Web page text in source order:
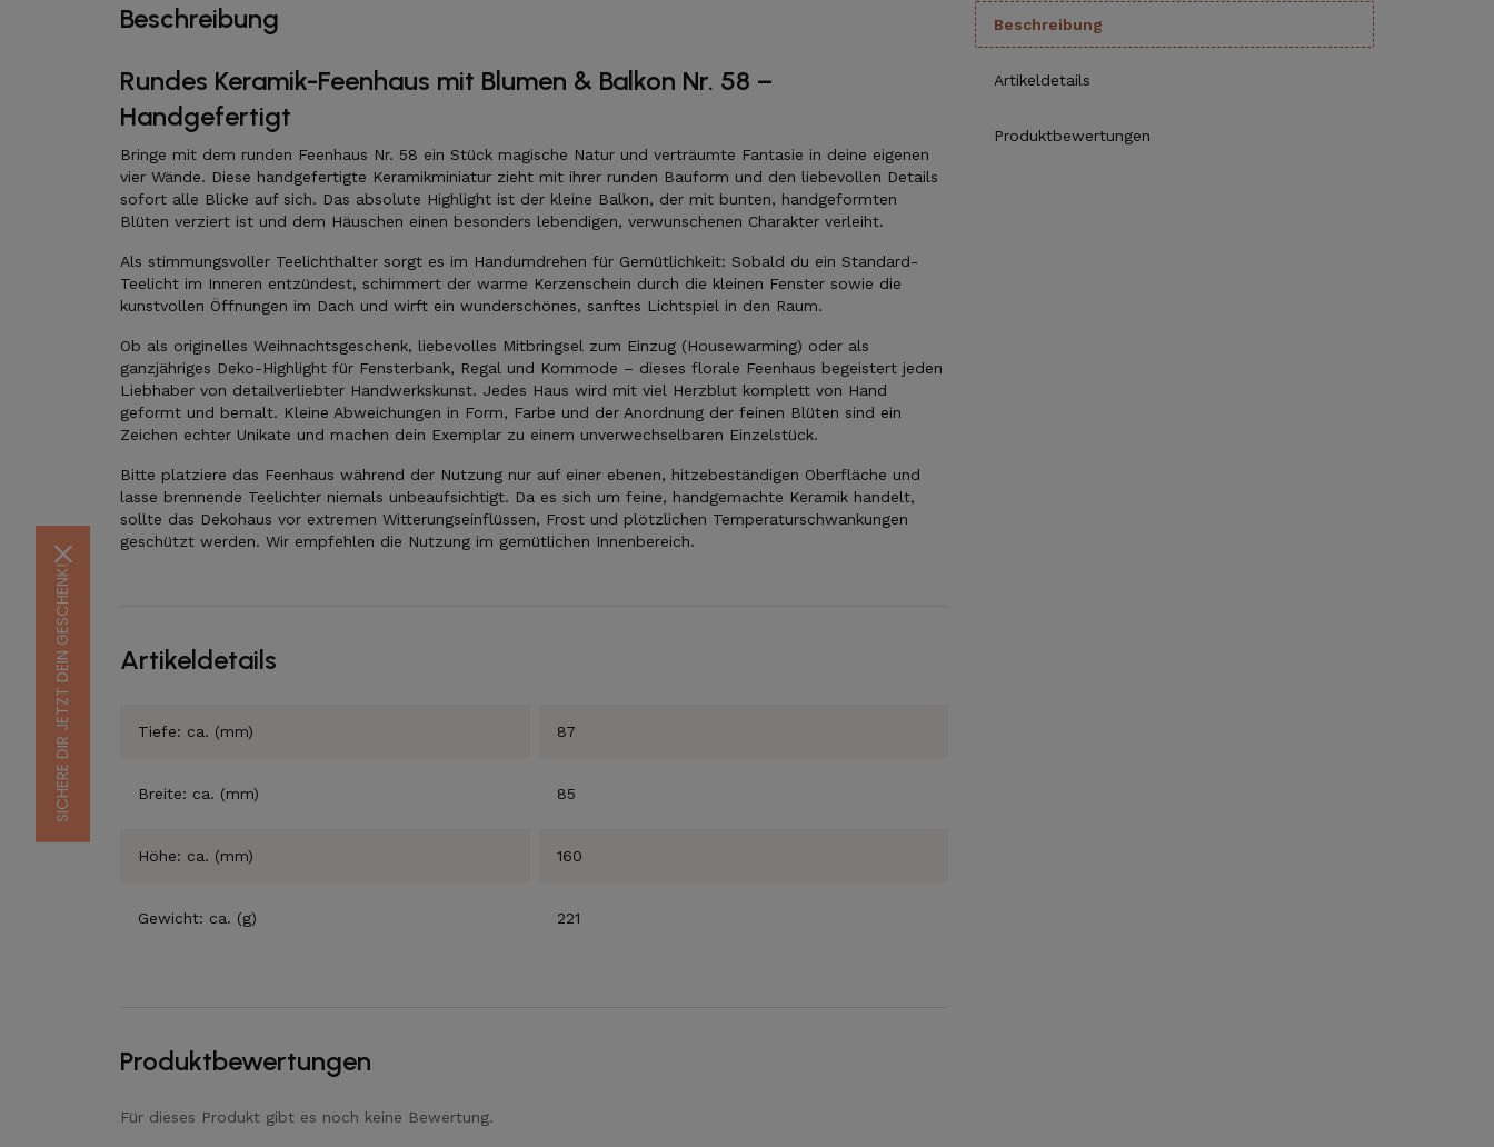
Beschreibung
Rundes Keramik-Feenhaus mit Blumen & Balkon Nr. 58 –
Handgefertigt
Bringe mit dem runden Feenhaus Nr. 58 ein Stück magische Natur und verträumte Fantasie in deine eigenen
vier Wände. Diese handgefertigte Keramikminiatur zieht mit ihrer runden Bauform und den liebevollen Details
sofort alle Blicke auf sich. Das absolute Highlight ist der kleine Balkon, der mit bunten, handgeformten
Blüten verziert ist und dem Häuschen einen besonders lebendigen, verwunschenen Charakter verleiht.
Als stimmungsvoller Teelichthalter sorgt es im Handumdrehen für Gemütlichkeit: Sobald du ein Standard-
Teelicht im Inneren entzündest, schimmert der warme Kerzenschein durch die kleinen Fenster sowie die
kunstvollen Öffnungen im Dach und wirft ein wunderschönes, sanftes Lichtspiel in den Raum.
Ob als originelles Weihnachtsgeschenk, liebevolles Mitbringsel zum Einzug (Housewarming) oder als
ganzjähriges Deko-Highlight für Fensterbank, Regal und Kommode – dieses florale Feenhaus begeistert jeden
Liebhaber von detailverliebter Handwerkskunst. Jedes Haus wird mit viel Herzblut komplett von Hand
geformt und bemalt. Kleine Abweichungen in Form, Farbe und der Anordnung der feinen Blüten sind ein
Zeichen echter Unikate und machen dein Exemplar zu einem unverwechselbaren Einzelstück.
Bitte platziere das Feenhaus während der Nutzung nur auf einer ebenen, hitzebeständigen Oberfläche und
lasse brennende Teelichter niemals unbeaufsichtigt. Da es sich um feine, handgemachte Keramik handelt,
sollte das Dekohaus vor extremen Witterungseinflüssen, Frost und plötzlichen Temperaturschwankungen
geschützt werden. Wir empfehlen die Nutzung im gemütlichen Innenbereich.
Artikeldetails
Tiefe: ca. (mm) 87
Breite: ca. (mm) 85
Höhe: ca. (mm) 160
Gewicht: ca. (g) 221
Produktbewertungen
Für dieses Produkt gibt es noch keine Bewertung.
Beschreibung
Artikeldetails
Produktbewertungen
SICHERE DIR
JETZT DEIN